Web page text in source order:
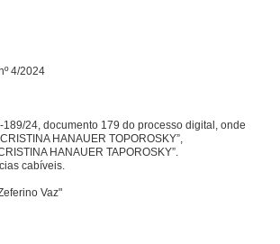
4/2024
24, documento 179 do processo digital, onde
HANAUER TOPOROSKY”,
HANAUER TAPOROSKY”.
cabíveis.
Vaz"